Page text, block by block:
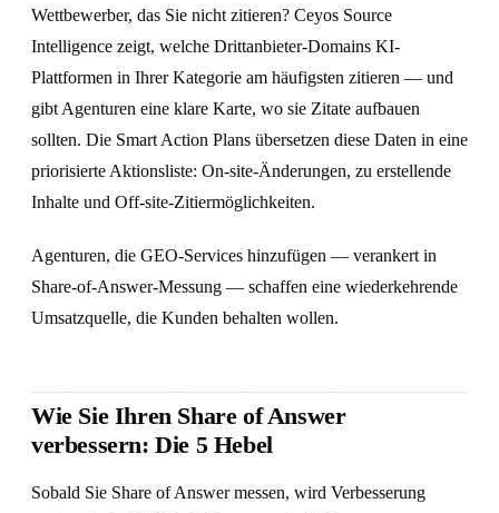
Wettbewerber, das Sie nicht zitieren? Ceyos Source
Intelligence zeigt, welche Drittanbieter-Domains KI-
Plattformen in Ihrer Kategorie am häufigsten zitieren — und
gibt Agenturen eine klare Karte, wo sie Zitate aufbauen
sollten. Die Smart Action Plans übersetzen diese Daten in eine
priorisierte Aktionsliste: On-site-Änderungen, zu erstellende
Inhalte und Off-site-Zitiermöglichkeiten.
Agenturen, die GEO-Services hinzufügen — verankert in
Share-of-Answer-Messung — schaffen eine wiederkehrende
Umsatzquelle, die Kunden behalten wollen.
Wie Sie Ihren Share of Answer
verbessern: Die 5 Hebel
Sobald Sie Share of Answer messen, wird Verbesserung